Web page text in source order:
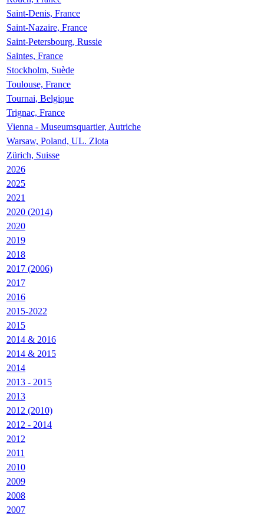
Saint-Denis, France
Saint-Nazaire, France
Saint-Petersbourg, Russie
Saintes, France
Stockholm, Suède
Toulouse, France
Tournai, Belgique
Trignac, France
Vienna - Museumsquartier, Autriche
Warsaw, Poland, UL. Zlota
Zürich, Suisse
2026
2025
2021
2020 (2014)
2020
2019
2018
2017 (2006)
2017
2016
2015-2022
2015
2014 & 2016
2014 & 2015
2014
2013 - 2015
2013
2012 (2010)
2012 - 2014
2012
2011
2010
2009
2008
2007